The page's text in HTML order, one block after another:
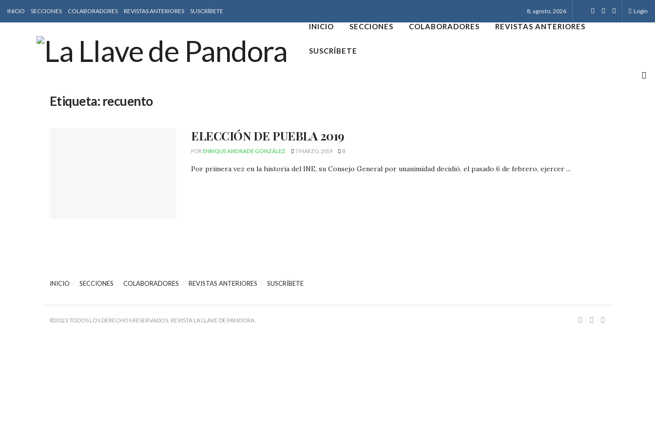
INICIO SECCIONES COLABORADORES REVISTAS ANTERIORES SUSCRÍBETE 8, agosto, 2026 Login
INICIO SECCIONES COLABORADORES REVISTAS ANTERIORES
SUSCRÍBETE
Etiqueta: recuento
ELECCIÓN DE PUEBLA 2019
POR ENRIQUE ANDRADE GONZÁLEZ 7 MARZO, 2019 0
Por primera vez en la historia del INE, su Consejo General por unanimidad decidió, el pasado 6 de febrero, ejercer ...
INICIO SECCIONES COLABORADORES REVISTAS ANTERIORES SUSCRÍBETE
©2023 TODOS LOS DERECHOS RESERVADOS. REVISTA LA LLAVE DE PANDORA.